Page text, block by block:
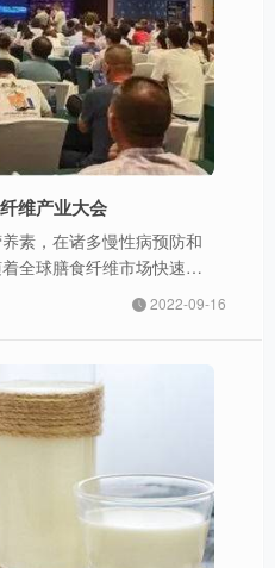
维产业大会
素，在诸多慢性病预防和
全球膳食纤维市场快速增
延伸到特殊食品、乳品、
品等领域，膳食纤维的应
质等优点，以膳食纤维为
到来。第九届国际膳食纤
院所、膳食纤维企业及保
、行业媒体等全产业链代
政策标准、市场趋势、科
等，推动我国膳食纤维产
的邀请您出席本次大会，
2022-09-16